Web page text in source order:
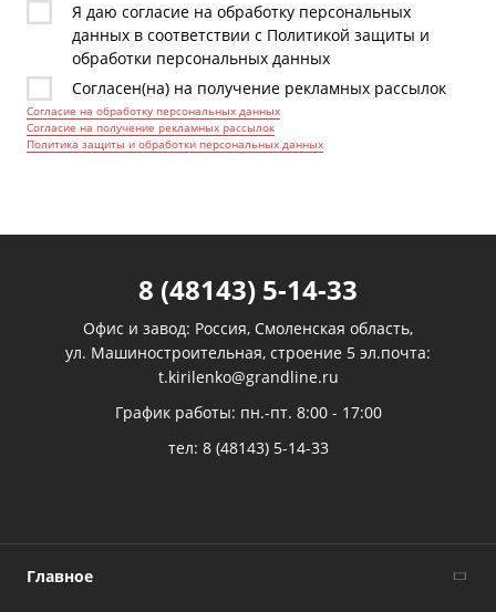
Я даю согласие на обработку персональных
данных в соответствии с Политикой защиты и
обработки персональных данных
Согласен(на) на получение рекламных рассылок
Согласие на обработку персональных данных
Согласие на получение рекламных рассылок
Политика защиты и обработки персональных данных
Главное
8 (48143) 5-14-33
Офис и завод: Россия, Смоленская область,
ул. Машиностроительная, строение 5 эл.почта:
t.kirilenko@grandline.ru
График работы: пн.-пт. 8:00 - 17:00
тел: 8 (48143) 5-14-33